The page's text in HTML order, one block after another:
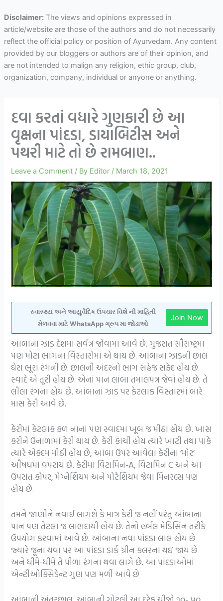
Disclaimer:The views and opinions expressed in
article/website are those of the authors and do not necessarily
reflect the official policy or position of Ayurvedam. Any content
provided by our bloggers or authors are of their opinion, and
are not intended to malign any religion, ethic group, club,
organization, company, individual or anyone or anything.
દવા કરતાં વધારે ગુણકારી છે આ
વૃક્ષના પાંદડા, ડાયાબિટીસ અને
પથરી માટે તો છે રામબાણ..
Leave a Comment / By Editor / March 18, 2021
સ્વાસ્થ્ય અને આયુર્વેદિક ઉપચાર વિશે ની માહિતી
મેળવવા માટે WhatsApp ગ્રુપ મા જોડાઓ
Join Now
આંબાના ઝાડ દેશમાં સર્વત્ર જોવામાં આવે છે. ગુજરાત સૌરાષ્ટ્રમાં
પણ મોટા ભાગના વિસ્તારોમાં એ થાય છે. આંબાના ઝાડની છાલ
ઘેરા ભૂરા રંગની છે. છાલની અંદરનો ભાગ સહેજ સફેદ હોય છે.
સ્વાદે એ તૂરી હોય છે. એનાં પાન લાંબા તમાલપત્ર જેવાં હોય છે. તે
લીલા રંગના હોય છે. આંબાનાં ઝાડ પર કેટલાક વિસ્તારમાં બારે
માસ કેરી આવે છે.
કેરીમાં કેટલાક ફળ નાનાં પણ સ્વાદમાં ખૂબ જ મીઠાં હોય છે. ખાસ
કરીને ઉનાળામાં કેરી થાય છે. કેરી કાચી હોય ત્યારે ખાટી તથા પાકે
ત્યારે એકદમ મીઠી હોય છે, આંબા ઉપર આવેલા કેરીના ‘મોર’
ઔષધમાં વપરાય છે. કેરીમાં વિટામિન-A, વિટામિન C અને આ
ઉપરાંત કોપર, મેગ્નેશિયમ અને પોટેશિયમ જેવા મિનરલ્સ પણ
હોય છે.
તમને જાણીને નવાઈ લાગશે કે માત્ર કેરી જ નહીં પરંતુ આંબાના
પાન પણ તેટલા જ લાભદાયી હોય છે. તેનો હર્બલ મેડિસિન તરીકે
ઉપયોગ કરવામાં આવે છે. આંબાના નવા પાંદડા લાલ હોય છે
જ્યારે જૂના થવા પર આ પાંદડા ડાર્ક ગ્રીન કલરના થઇ જાય છે
અને ધીમે-ધીમે તે પીળા રંગના થવા લાગે છે. આ પાંદડાઓમાં
એન્ટીઓક્સિડેન્ટ ગુણ પણ મળી આવે છે